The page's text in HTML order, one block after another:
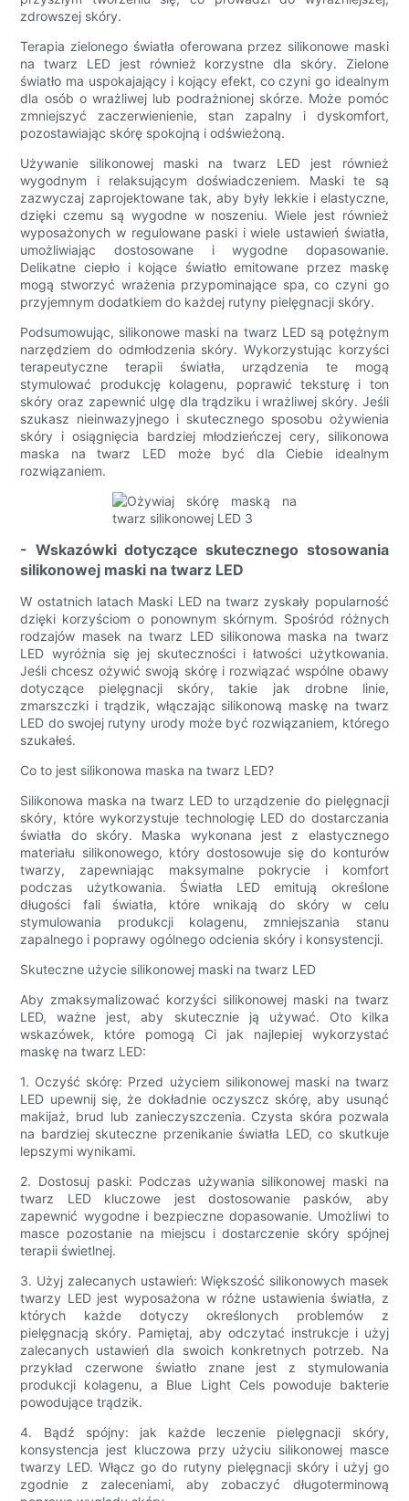
zdrowszej skóry.
Terapia zielonego światła oferowana przez silikonowe maski
na twarz LED jest również korzystne dla skóry. Zielone
światło ma uspokajający i kojący efekt, co czyni go idealnym
dla osób o wrażliwej lub podrażnionej skórze. Może pomóc
zmniejszyć zaczerwienienie, stan zapalny i dyskomfort,
pozostawiając skórę spokojną i odświeżoną.
Używanie silikonowej maski na twarz LED jest również
wygodnym i relaksującym doświadczeniem. Maski te są
zazwyczaj zaprojektowane tak, aby były lekkie i elastyczne,
dzięki czemu są wygodne w noszeniu. Wiele jest również
wyposażonych w regulowane paski i wiele ustawień światła,
umożliwiając dostosowane i wygodne dopasowanie.
Delikatne ciepło i kojące światło emitowane przez maskę
mogą stworzyć wrażenia przypominające spa, co czyni go
przyjemnym dodatkiem do każdej rutyny pielęgnacji skóry.
Podsumowując, silikonowe maski na twarz LED są potężnym
narzędziem do odmłodzenia skóry. Wykorzystując korzyści
terapeutyczne terapii światła, urządzenia te mogą
stymulować produkcję kolagenu, poprawić teksturę i ton
skóry oraz zapewnić ulgę dla trądziku i wrażliwej skóry. Jeśli
szukasz nieinwazyjnego i skutecznego sposobu ożywienia
skóry i osiągnięcia bardziej młodzieńczej cery, silikonowa
maska ​​na twarz LED może być dla Ciebie idealnym
rozwiązaniem.
- Wskazówki dotyczące skutecznego stosowania
silikonowej maski na twarz LED
W ostatnich latach Maski LED na twarz zyskały popularność
dzięki korzyściom o ponownym skórnym. Spośród różnych
rodzajów masek na twarz LED silikonowa maska ​​na twarz
LED wyróżnia się jej skuteczności i łatwości użytkowania.
Jeśli chcesz ożywić swoją skórę i rozwiązać wspólne obawy
dotyczące pielęgnacji skóry, takie jak drobne linie,
zmarszczki i trądzik, włączając silikonową maskę na twarz
LED do swojej rutyny urody może być rozwiązaniem, którego
szukałeś.
Co to jest silikonowa maska ​​na twarz LED?
Silikonowa maska ​​na twarz LED to urządzenie do pielęgnacji
skóry, które wykorzystuje technologię LED do dostarczania
światła do skóry. Maska wykonana jest z elastycznego
materiału silikonowego, który dostosowuje się do konturów
twarzy, zapewniając maksymalne pokrycie i komfort
podczas użytkowania. Światła LED emitują określone
długości fali światła, które wnikają do skóry w celu
stymulowania produkcji kolagenu, zmniejszania stanu
zapalnego i poprawy ogólnego odcienia skóry i konsystencji.
Skuteczne użycie silikonowej maski na twarz LED
Aby zmaksymalizować korzyści silikonowej maski na twarz
LED, ważne jest, aby skutecznie ją używać. Oto kilka
wskazówek, które pomogą Ci jak najlepiej wykorzystać
maskę na twarz LED:
1. Oczyść skórę: Przed użyciem silikonowej maski na twarz
LED upewnij się, że dokładnie oczyszcz skórę, aby usunąć
makijaż, brud lub zanieczyszczenia. Czysta skóra pozwala
na bardziej skuteczne przenikanie światła LED, co skutkuje
lepszymi wynikami.
2. Dostosuj paski: Podczas używania silikonowej maski na
twarz LED kluczowe jest dostosowanie pasków, aby
zapewnić wygodne i bezpieczne dopasowanie. Umożliwi to
masce pozostanie na miejscu i dostarczenie skóry spójnej
terapii świetlnej.
3. Użyj zalecanych ustawień: Większość silikonowych masek
twarzy LED jest wyposażona w różne ustawienia światła, z
których każde dotyczy określonych problemów z
pielęgnacją skóry. Pamiętaj, aby odczytać instrukcje i użyj
zalecanych ustawień dla swoich konkretnych potrzeb. Na
przykład czerwone światło znane jest z stymulowania
produkcji kolagenu, a Blue Light Cels powoduje bakterie
powodujące trądzik.
4. Bądź spójny: jak każde leczenie pielęgnacji skóry,
konsystencja jest kluczowa przy użyciu silikonowej masce
twarzy LED. Włącz go do rutyny pielęgnacji skóry i użyj go
zgodnie z zaleceniami, aby zobaczyć długoterminową